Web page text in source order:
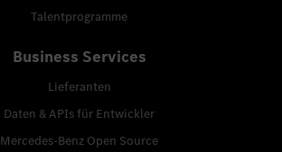
Talentprogramme
Business Services
Lieferanten
Daten & APIs für Entwickler
Mercedes-Benz Open Source